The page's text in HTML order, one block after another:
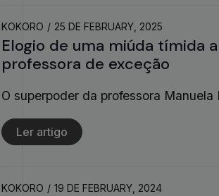
Elogio de uma miúda tímida
professora de exceção
KOKORO 25 DE FEBRUARY, 2025
O superpoder da professora Manuela
Ler artigo
KOKORO 19 DE FEBRUARY, 2024